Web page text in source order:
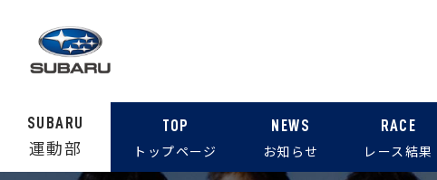
SUBARU
運動部
TOP
トップページ
NEWS
お知らせ
RACE
レース結果